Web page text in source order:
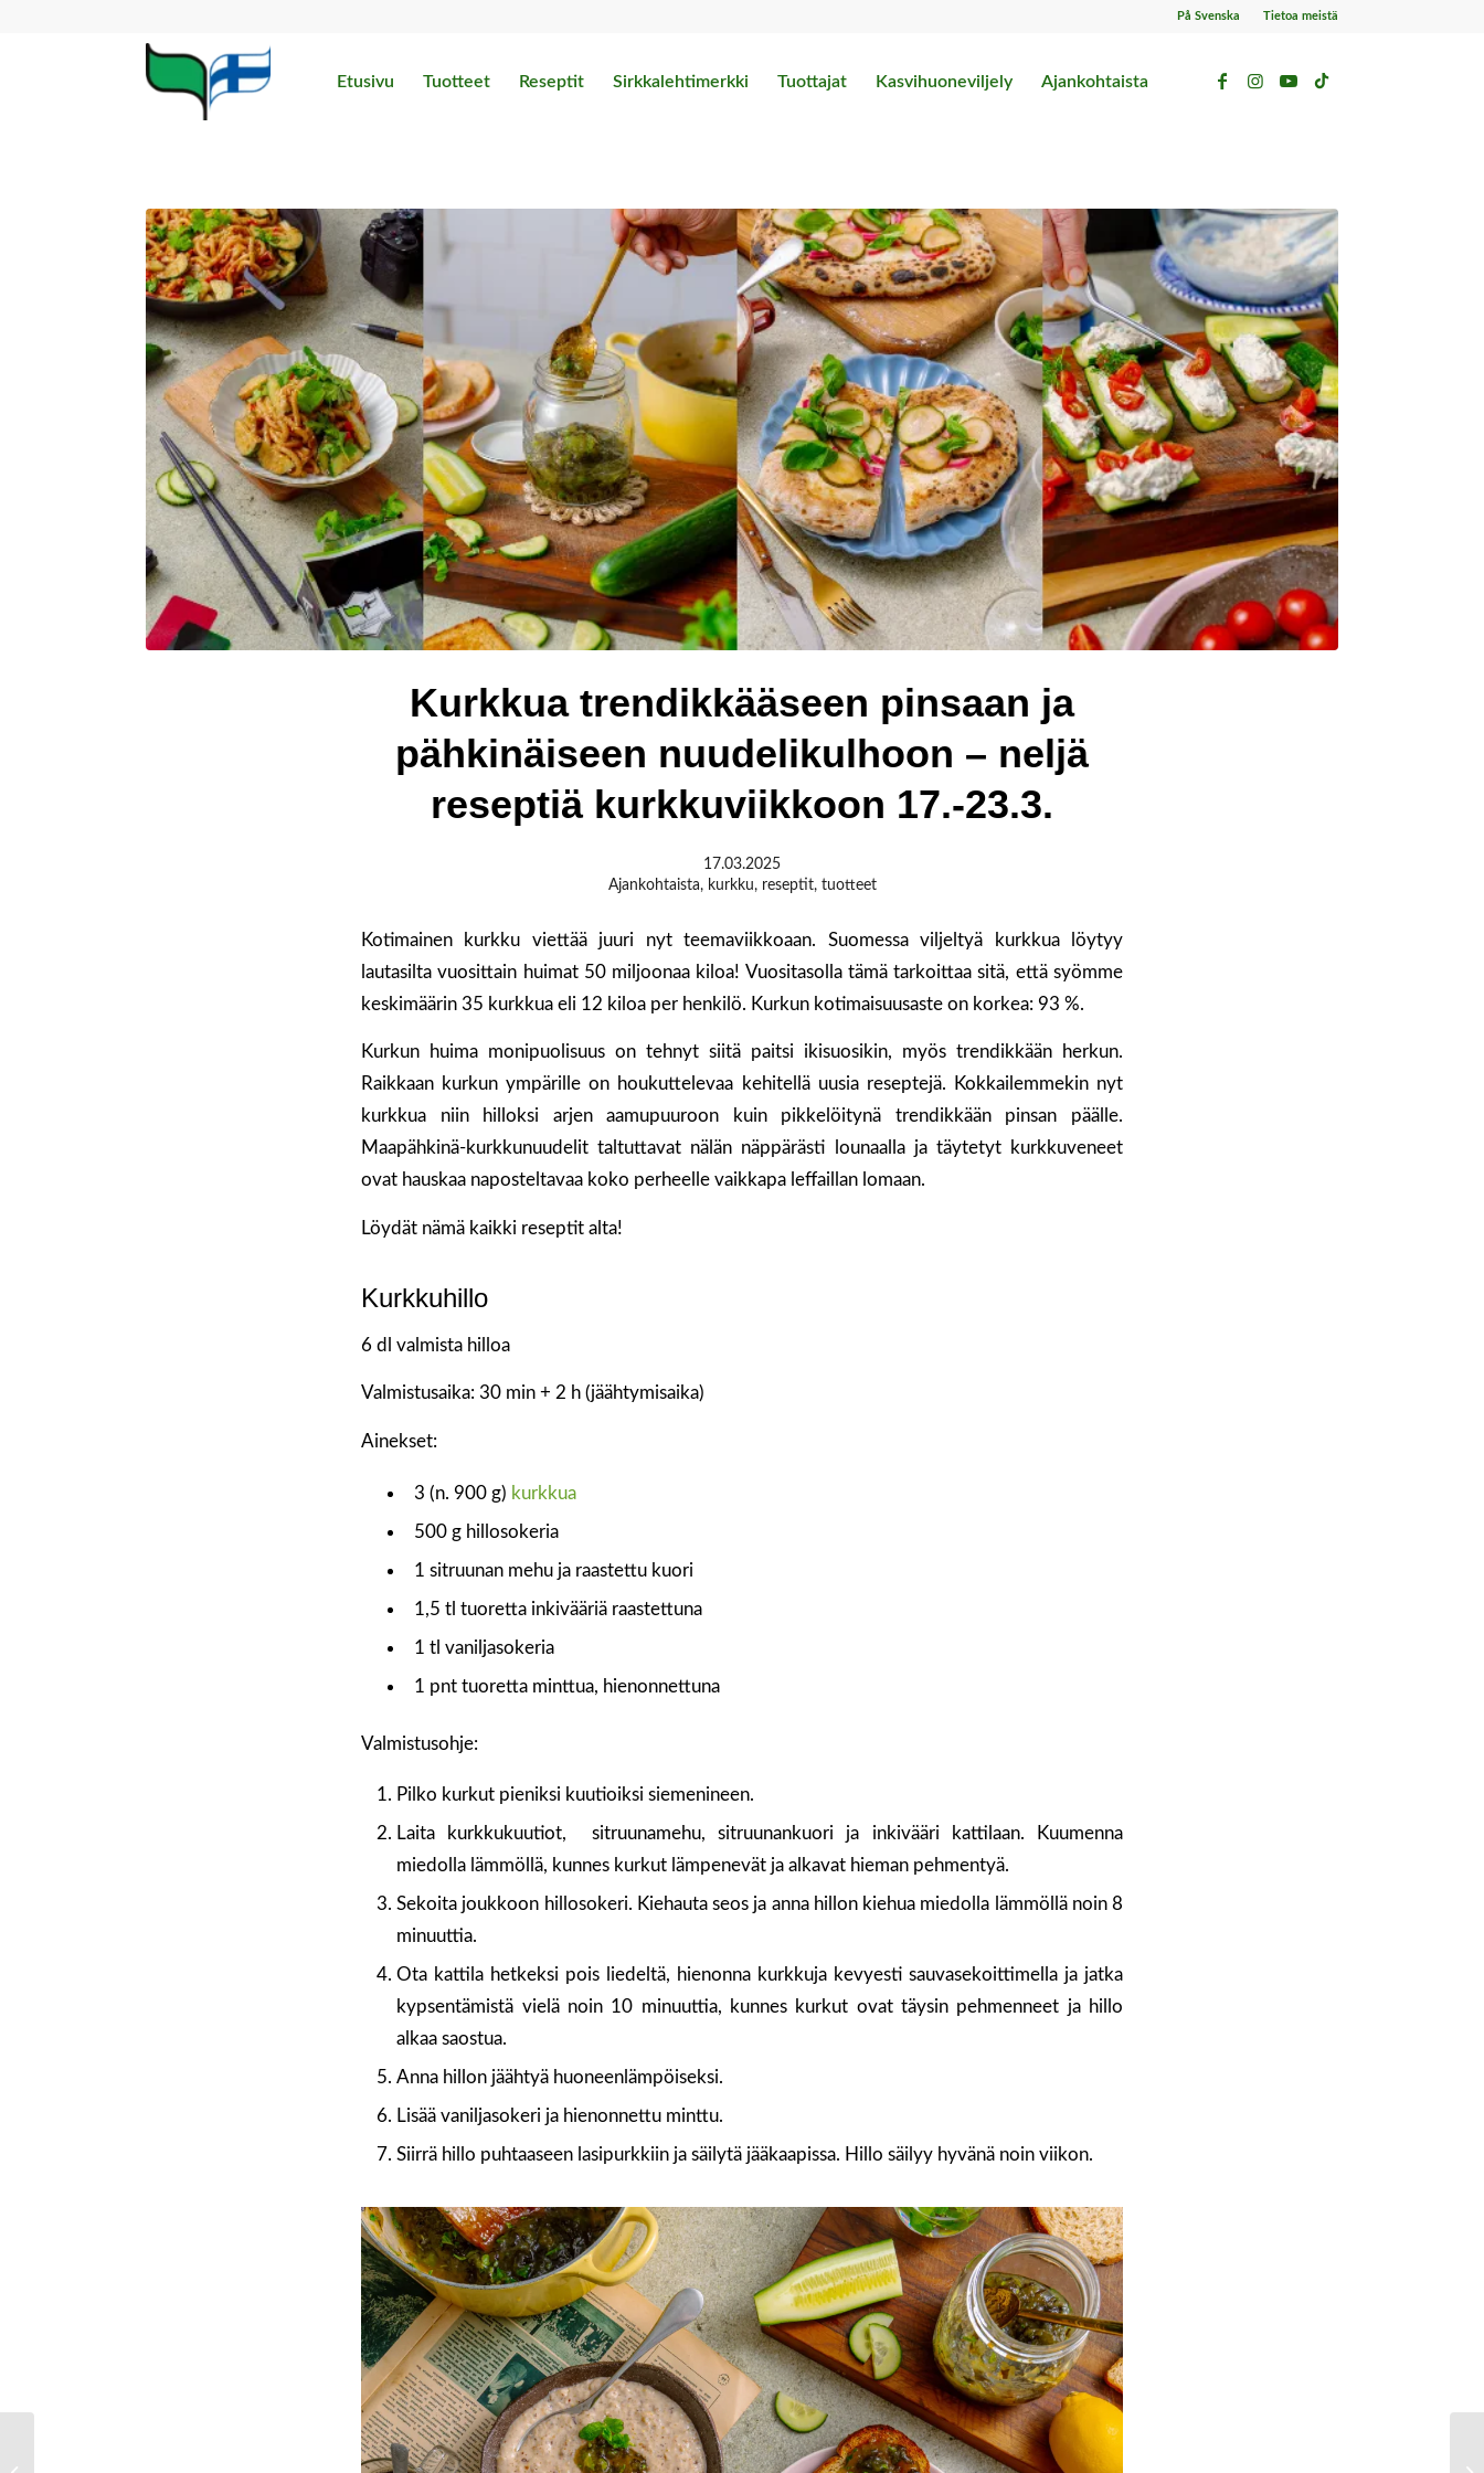
På Svenska Tietoa meistä
Etusivu Tuotteet Reseptit Sirkkalehtimerkki Tuottajat Kasvihuoneviljely Ajankohtaista
Kurkkua trendikkääseen pinsaan ja
pähkinäiseen nuudelikulhoon – neljä
reseptiä kurkkuviikkoon 17.-23.3.
17.03.2025
Ajankohtaista, kurkku, reseptit, tuotteet
Kotimainen kurkku viettää juuri nyt teemaviikkoaan. Suomessa viljeltyä kurkkua löytyy
lautasilta vuosittain huimat 50 miljoonaa kiloa! Vuositasolla tämä tarkoittaa sitä, että syömme
keskimäärin 35 kurkkua eli 12 kiloa per henkilö. Kurkun kotimaisuusaste on korkea: 93 %.
Kurkun huima monipuolisuus on tehnyt siitä paitsi ikisuosikin, myös trendikkään herkun.
Raikkaan kurkun ympärille on houkuttelevaa kehitellä uusia reseptejä. Kokkailemmekin nyt
kurkkua niin hilloksi arjen aamupuuroon kuin pikkelöitynä trendikkään pinsan päälle.
Maapähkinä-kurkkunuudelit taltuttavat nälän näppärästi lounaalla ja täytetyt kurkkuveneet
ovat hauskaa naposteltavaa koko perheelle vaikkapa leffaillan lomaan.
Löydät nämä kaikki reseptit alta!
Kurkkuhillo
6 dl valmista hilloa
Valmistusaika: 30 min + 2 h (jäähtymisaika)
Ainekset:
3 (n. 900 g) kurkkua
500 g hillosokeria
1 sitruunan mehu ja raastettu kuori
1,5 tl tuoretta inkivääriä raastettuna
1 tl vaniljasokeria
1 pnt tuoretta minttua, hienonnettuna
Valmistusohje:
Pilko kurkut pieniksi kuutioiksi siemenineen.
Laita kurkkukuutiot, sitruunamehu, sitruunankuori ja inkivääri kattilaan. Kuumenna
miedolla lämmöllä, kunnes kurkut lämpenevät ja alkavat hieman pehmentyä.
Sekoita joukkoon hillosokeri. Kiehauta seos ja anna hillon kiehua miedolla lämmöllä noin 8
minuuttia.
Ota kattila hetkeksi pois liedeltä, hienonna kurkkuja kevyesti sauvasekoittimella ja jatka
kypsentämistä vielä noin 10 minuuttia, kunnes kurkut ovat täysin pehmenneet ja hillo
alkaa saostua.
Anna hillon jäähtyä huoneenlämpöiseksi.
Lisää vaniljasokeri ja hienonnettu minttu.
Siirrä hillo puhtaaseen lasipurkkiin ja säilytä jääkaapissa. Hillo säilyy hyvänä noin viikon.